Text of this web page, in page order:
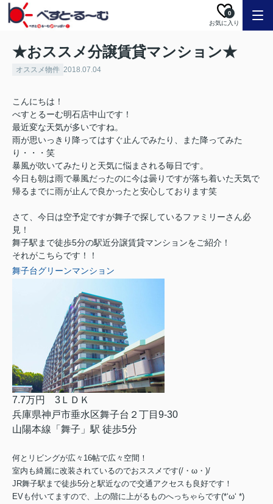
お気に入り
0
★おススメ分譲賃貸マンション★
オススメ物件 2018.07.04
こんにちは！
べすとるーむ明石店中山です！
最近変な天気が多いですね。
雨が思いっきり降ってはすぐ止んでみたり、また降ってみた
り・・・笑
暴風が吹いてみたりと天気に悩まされる毎日です。
今日も朝は雨で暴風だったのに今は曇りですが落ち着いた天気で
帰るまでに雨が止んで良かったと安心しております笑
さて、今日は空予定ですが舞子で探しているファミリーさん必
見！
舞子駅まで徒歩5分の駅近分譲賃貸マンションをご紹介！
それがこちらです！！
舞子台グリーンマンション
7.7万円 3ＬＤＫ
兵庫県神戸市垂水区舞子台２丁目9-30
山陽本線「舞子」駅 徒歩5分
何とリビングが広々16帖で広々空間！
室内も綺麗に改装されているのでおススメです(/・ω・)/
JR舞子駅まで徒歩5分と駅近なので交通アクセスも良好です！
EVも付いてますので、上の階に上がるものへっちゃらです(*‘ω‘ *)